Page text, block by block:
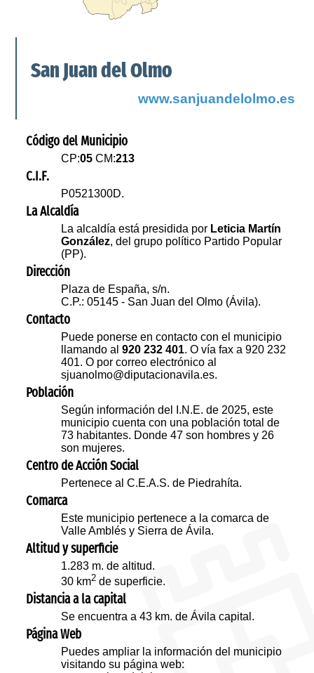
San Juan del Olmo
www.sanjuandelolmo.es
Código del Municipio
CP:05 CM:213
C.I.F.
P0521300D.
La Alcaldía
La alcaldía está presidida por Leticia Martín
González, del grupo político Partido Popular
(PP).
Dirección
Plaza de España, s/n.
C.P.: 05145 - San Juan del Olmo (Ávila).
Contacto
Puede ponerse en contacto con el municipio
llamando al920 232 401. O vía fax a 920 232
401. O por correo electrónico al
sjuanolmo@diputacionavila.es.
Población
Según información del I.N.E. de 2025, este
municipio cuenta con una población total de
73 habitantes. Donde 47 son hombres y 26
son mujeres.
Centro de Acción Social
Pertenece al C.E.A.S. de Piedrahíta.
Comarca
Este municipio pertenece a la comarca de
Valle Amblés y Sierra de Ávila.
Altitud y superficie
1.283 m. de altitud.
30 km2 de superficie.
Distancia a la capital
Se encuentra a 43 km. de Ávila capital.
Página Web
Puedes ampliar la información del municipio
visitando su página web: